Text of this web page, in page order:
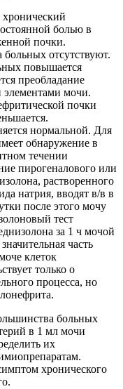
болью в
почки.
отсутствуют.
повышается
преобладание
мочи.
почки
нормальной. Для
обнаружение в
течении
пирогеналового или
растворенного
натрия, вводят в/в в
после этого мочу
тест
за 1 ч мочой
часть
клеток
только о
процесса, но
больных
в 1 мл мочи
их
хронического